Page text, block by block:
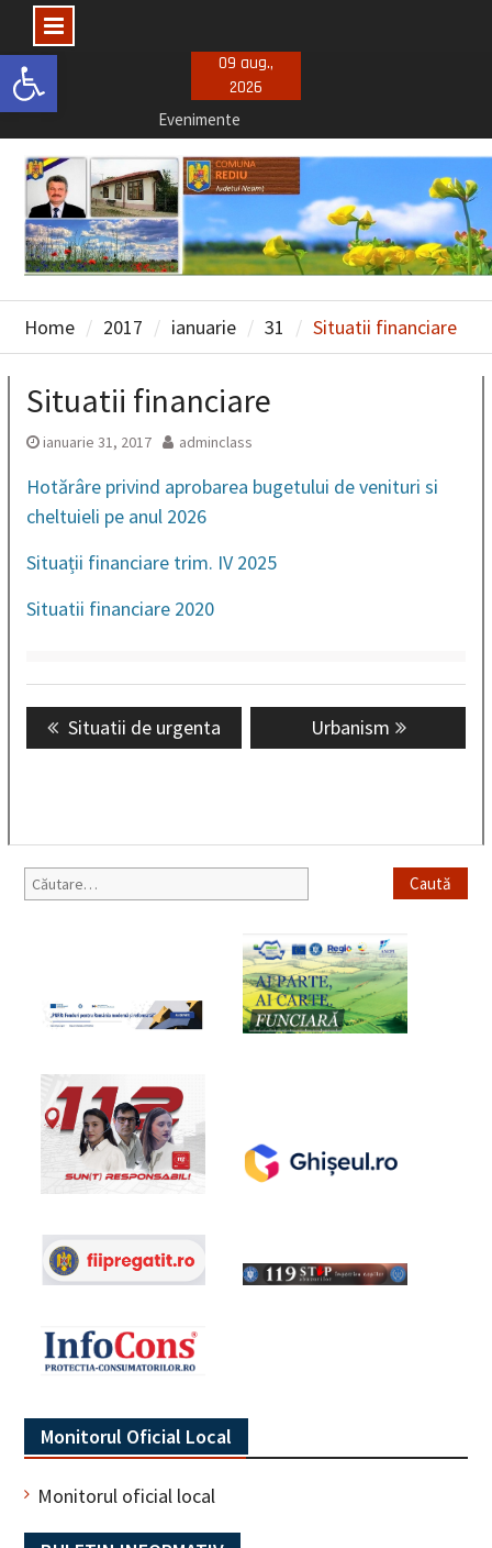
Deschide bara de unelte
Skip
to
09 aug.,
2026
Evenimente
Concursuri posturi vacante
Selectie consiliu de administratie
Home 2017 ianuarie 31 Situatii financiare
Situatii financiare
ianuarie 31, 2017 adminclass
Hotărâre privind aprobarea bugetului de venituri si
cheltuieli pe anul 2026
Situații financiare trim. IV 2025
Situatii financiare 2020
Navigare
Previous
post:
Situatii de urgenta
Next
post:
Urbanism
Monitorul Oficial Local
Monitorul oficial local